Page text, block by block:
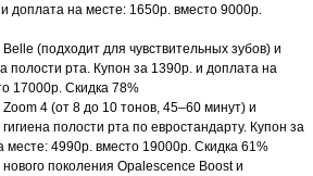
доплата на месте: 1650р. вместо 9000р.
(подходит для чувствительных зубов) и
полости рта. Купон за 1390р. и доплата на
17000р. Скидка 78%
4 (от 8 до 10 тонов, 45–60 минут) и
полости рта по евростандарту. Купон за
месте: 4990р. вместо 19000р. Скидка 61%
поколения Opalescence Boost и